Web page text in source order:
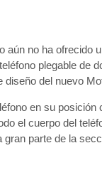
aún no ha ofrecido
plegable de
del nuevo
en su posición
el cuerpo del
parte de la